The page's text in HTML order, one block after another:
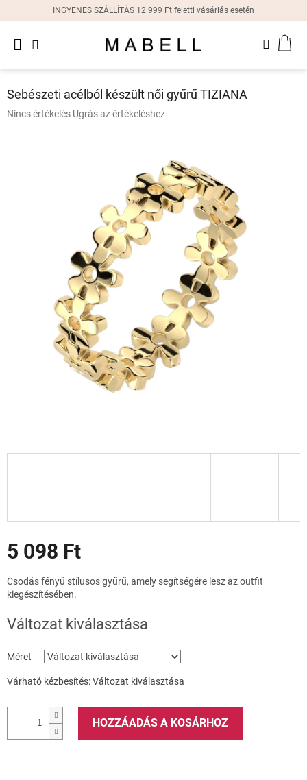
tartalomhoz
INGYENES SZÁLLÍTÁS 12 999 Ft feletti vásárlás esetén
Női
fülbevalók
Ajándékdobozok
Sebészeti acélból készült női gyűrű TIZIANA
A
Nincs értékelés Ugrás az értékeléshez
5 098 Ft
Csodás fényű stílusos gyűrű, amely segítségére lesz az outfit
kiegészítésében.
Változat kiválasztása
Méret
Várható kézbesítés:Változat kiválasztása
HOZZÁADÁS A KOSÁRHOZ